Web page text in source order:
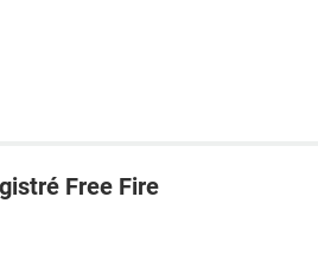
Free Fire